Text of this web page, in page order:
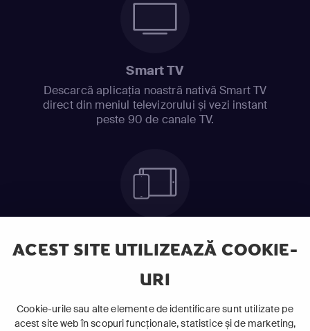
ACEST SITE UTILIZEAZĂ COOKIE-
URI
Cookie-urile sau alte elemente de identificare sunt utilizate pe
acest site web în scopuri funcționale, statistice și de marketing,
Smart TV
Descarcă aplicația noastră nativă Smart TV
direct din meniul televizorului și vezi instant
peste 90 de canale TV.
Ia cu tine serialele preferate și urmărește-le